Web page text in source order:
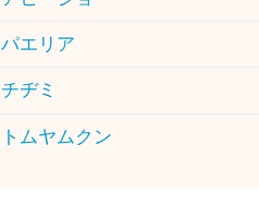
パエリア
チヂミ
トムヤムクン